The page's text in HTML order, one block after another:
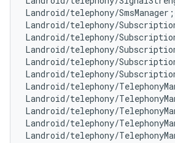
Landroid/telephony/
Landroid/telephony/
Landroid/telephony/
Landroid/telephony/
Landroid/telephony/
Landroid/telephony/
Landroid/telephony/
Landroid/telephony/
Landroid/telephony/
Landroid/telephony/
Landroid/telephony/